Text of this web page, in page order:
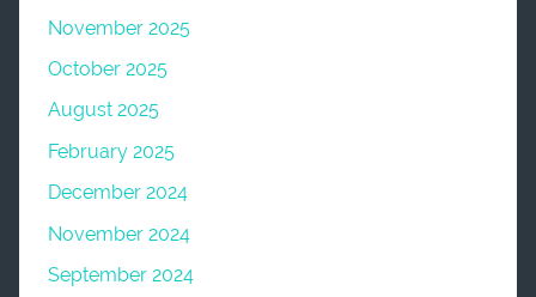
November 2025
October 2025
August 2025
February 2025
December 2024
November 2024
September 2024